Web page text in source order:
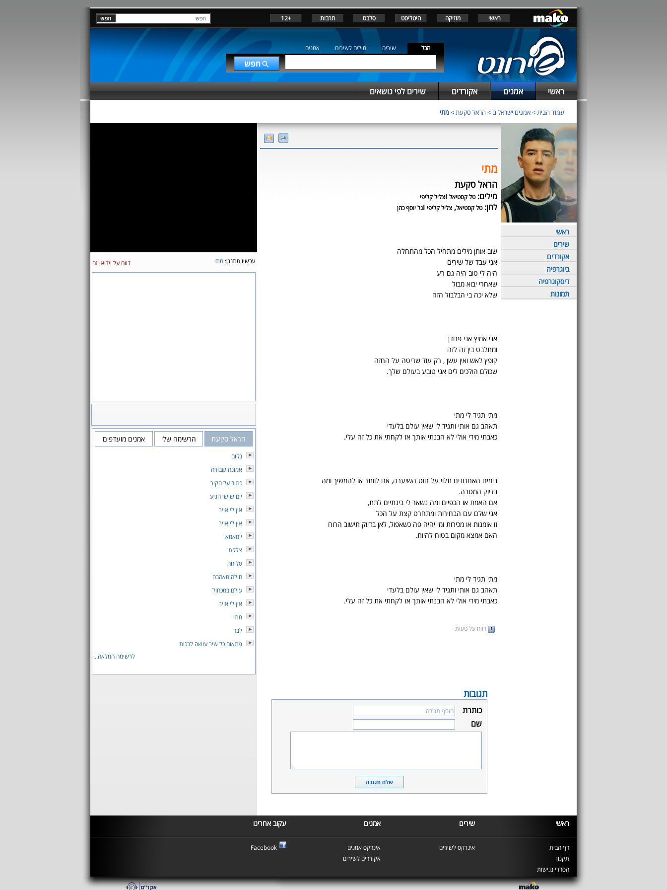
ראשי מוזיקה היטליסט סלבס תרבות +12
הכל שירים מילים לשירים אמנים
ראשי אמנים אקורדים שירים לפי נושאים
עמוד הבית>אמנים ישראלים > הראל סקעת>מתי
ראשי
שירים
אקורדים
ביוגרפיה
דיסקוגרפיה
תמונות
מתי
הראל סקעת
מילים:טל קסטיאל וצליל קליפי
לחן:טל קסטיאל, צליל קליפי וגל יוסף כהן
שוב אותן מילים מתחיל הכל מהתחלה
אני עבד של שירים
היה לי טוב היה גם רע
שאחרי יבוא מבול
שלא יכה בי הבלבול הזה
אני אמיץ אני פחדן
ומתלבט בין זה לזה
קופץ לאש ואין עשן , רק עוד שריטה על החזה
שכולם הולכים לים אני טובע בעולם שלך.
מתי תגיד לי מתי
תאהב גם אותי ותגיד לי שאין עולם בלעדי
כאבתי מידי אולי לא הבנתי אותך אז לקחתי את כל זה עלי.
בימים האחרונים תלוי על חוט השיערה, אם לוותר או להמשיך ומה
בדיוק המטרה.
אם האמת או הכפיים ומה נשאר לי בינתיים לתת,
אני שלם עם הבחירות ומתחרט קצת על הכל
זו אומנות או מכירות ומי יהיה פה כשאפול, לאן בדיוק תישוב הרוח
האם אמצא מקום בטוח להיות.
מתי תגיד לי מתי
תאהב גם אותי ותגיד לי שאין עולם בלעדי
כאבתי מידי אולי לא הבנתי אותך אז לקחתי את כל זה עלי.
דווח על טעות
תגובות
כותרת
שם
עכשיו מתנגן: מתי דווח על וידיאו זה
הראל סקעת הרשימה שלי אמנים מועדפים
נקום
אמונה שבורה
כתוב על הקיר
יום שישי הגיע
אין לי אויר
אין לי אויר
י'מאמא
צלקת
סליחה
חולה מאהבה
עולם במכחול
אין לי אויר
מתי
לבד
פתאום כל שיר עושה לבכות
לרשימה המלאה...
ראשי שירים אמנים עקוב אחרינו
דף הבית
תקנון
הסדרי נגישות
אינדקס לשירים
אינדקס אמנים
אקורדים לשירים
Facebook